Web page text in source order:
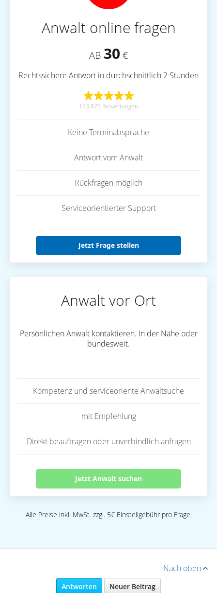
Anwalt online fragen
AB 30 €
Rechtssichere Antwort in durchschnittlich 2 Stunden
123.876 Bewertungen
Keine Terminabsprache
Antwort vom Anwalt
Rückfragen möglich
Serviceorientierter Support
Jetzt Frage stellen
Anwalt vor Ort
Persönlichen Anwalt kontaktieren. In der Nähe oder
bundesweit.
Kompetenz und serviceoriente Anwaltsuche
mit Empfehlung
Direkt beauftragen oder unverbindlich anfragen
Jetzt Anwalt suchen
Alle Preise inkl. MwSt. zzgl. 5€ Einstellgebühr pro Frage.
Nach oben
Antworten Neuer Beitrag